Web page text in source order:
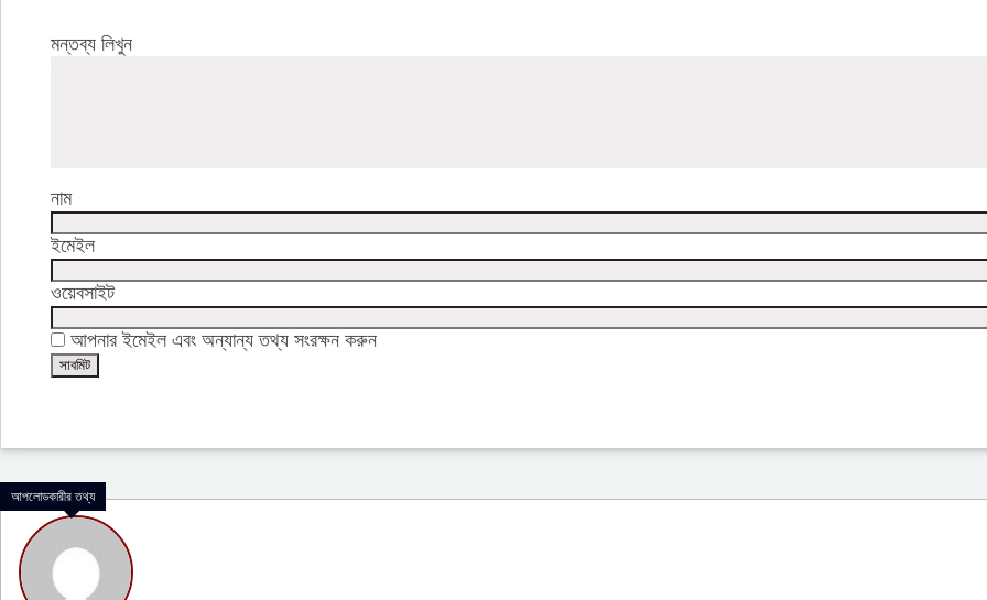
মন্তব্য লিখুন
নাম
ইমেইল
ওয়েবসাইট
আপনার ইমেইল এবং অন্যান্য তথ্য সংরক্ষন করুন
আপলোডকারীর তথ্য